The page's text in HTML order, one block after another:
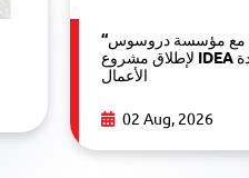
“اتصال” توقع اتفاقية تعاون مع مؤسسة دروسوس
لإطلاق مشروع IDEA لدعم الذكاء الاصطناعي وريادة
الأعمال
02 Aug, 2026